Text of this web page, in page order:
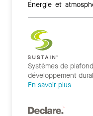
Énergie et
Systèmes de
développement
En savoir plus